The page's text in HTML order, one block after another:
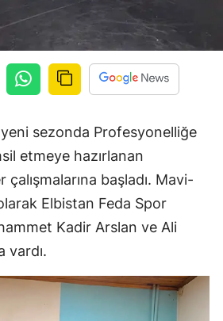
yeni sezonda Profesyonelliğe
etmeye hazırlanan
başladı. Mavi-
Elbistan Feda Spor
Kadir Arslan ve Ali
vardı.